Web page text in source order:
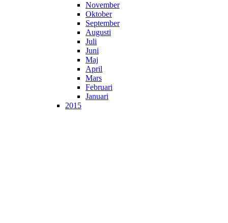
November
Oktober
September
Augusti
Juli
Juni
Maj
April
Mars
Februari
Januari
2015